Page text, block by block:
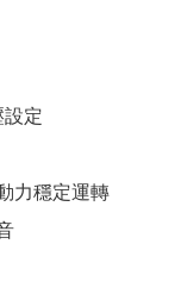
設定
力穩定運轉